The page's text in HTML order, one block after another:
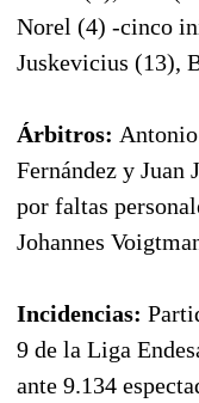
Norel (4) -cinco
Juskevicius (13),
Árbitros:
Fernández y
por faltas
Johannes
Incidencias:
9 de la Liga
ante 9.134